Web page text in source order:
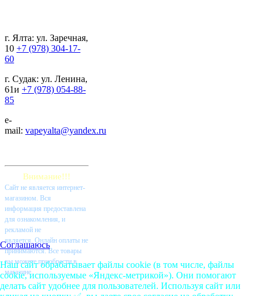
г. Ялта: ул. Заречная,
10 +7 (978) 304-17-
60
г. Судак: ул. Ленина,
61и +7 (978) 054-88-
85
e-
mail: vapeyalta@yandex.ru
Внимание!!!
Cайт не является интернет-
магазином. Вся
информация предоставлена
для ознакомления, и
рекламой не
является. Онлайн оплаты не
принимаются. Все товары
вы можете приобрести в
магазине.
Соглашаюсь
Наш сайт обрабатывает файлы cookie (в том числе, файлы
cookie, используемые «Яндекс-метрикой»). Они помогают
делать сайт удобнее для пользователей. Используя сайт или